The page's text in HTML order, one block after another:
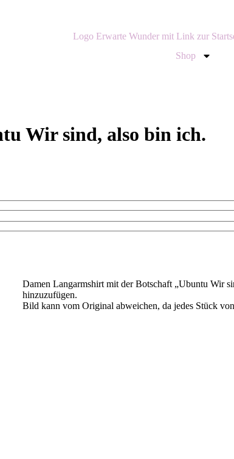
Shop
Wir sind, also bin ich.
Damen Langarmshirt mit der Botschaft „Ubuntu Wir
hinzuzufügen.
Bild kann vom Original abweichen, da jedes Stück